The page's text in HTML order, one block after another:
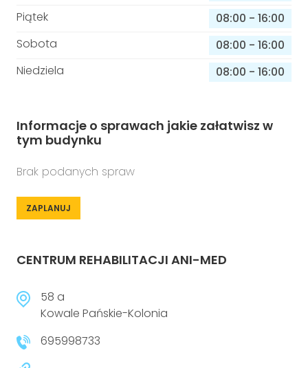
Piątek
08:00 - 16:00
Sobota
08:00 - 16:00
Niedziela
08:00 - 16:00
Informacje o sprawach jakie załatwisz w
tym budynku
Brak podanych spraw
ZAPLANUJ
CENTRUM REHABILITACJI ANI-MED
58 a
Kowale Pańskie-Kolonia
695998733